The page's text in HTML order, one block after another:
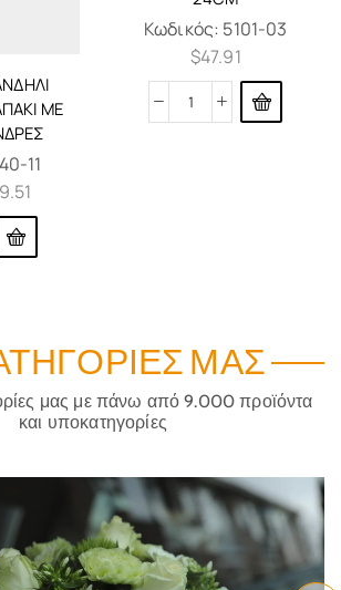
ΜΕ
11
Κωδικός: 5101-03
$47.91
ΜΑΣ
μας με πάνω από 9.000 προϊόντα
και υποκατηγορίες